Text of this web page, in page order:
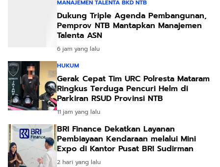
MANAJEMEN TALENTA BKD NTB
Dukung Triple Agenda Pembangunan,
Pemprov NTB Mantapkan Manajemen
Talenta ASN
6 jam yang lalu
HUKUM
Gerak Cepat Tim URC Polresta Mataram
Ringkus Terduga Pencuri Helm di
Parkiran RSUD Provinsi NTB
11 jam yang lalu
BRI Finance Dekatkan Layanan
Pembiayaan Kendaraan melalui Mini
Expo di Kantor Pusat BRI Sudirman
2 hari yang lalu